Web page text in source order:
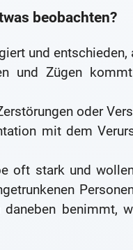
beobachten?
und
und Zügen
oder
mit dem
oft stark und
benimmt,